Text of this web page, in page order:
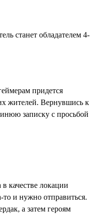
станет обладателем 4-
придется
жителей. Вернувшись к
записку с просьбой
качестве локации
то и нужно отправиться.
а затем героям